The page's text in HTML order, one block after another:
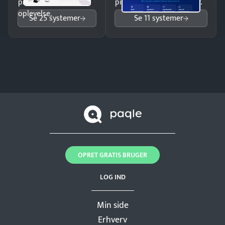
oplevelse.
Se 25 systemer
Se 11 systemer
Min side
Erhverv
LOG IND
OPRET GRATIS BRUGER